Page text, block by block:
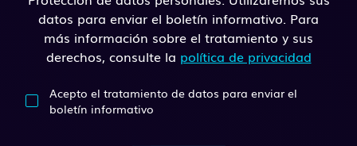
datos para enviar el boletín informativo. Para
más información sobre el tratamiento y sus
derechos, consulte la política de privacidad
Acepto el tratamiento de datos para enviar el
boletín informativo